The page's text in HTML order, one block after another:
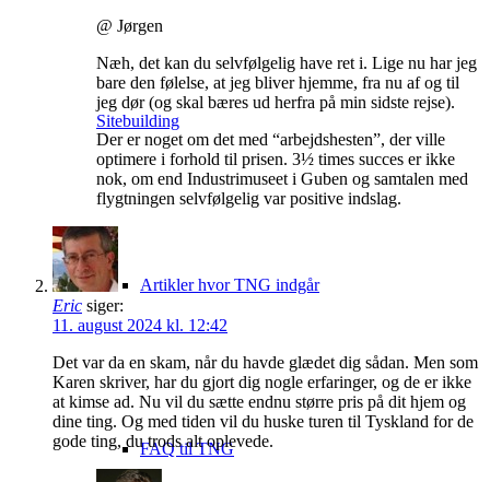
Sitebuilding
Artikler hvor TNG indgår
FAQ til TNG
@ Jørgen
Næh, det kan du selvfølgelig have ret i. Lige nu har jeg
bare den følelse, at jeg bliver hjemme, fra nu af og til
jeg dør (og skal bæres ud herfra på min sidste rejse).
Der er noget om det med “arbejdshesten”, der ville
optimere i forhold til prisen. 3½ times succes er ikke
nok, om end Industrimuseet i Guben og samtalen med
flygtningen selvfølgelig var positive indslag.
Eric siger:
11. august 2024 kl. 12:42
Det var da en skam, når du havde glædet dig sådan. Men som
Karen skriver, har du gjort dig nogle erfaringer, og de er ikke
at kimse ad. Nu vil du sætte endnu større pris på dit hjem og
dine ting. Og med tiden vil du huske turen til Tyskland for de
gode ting, du trods alt oplevede.